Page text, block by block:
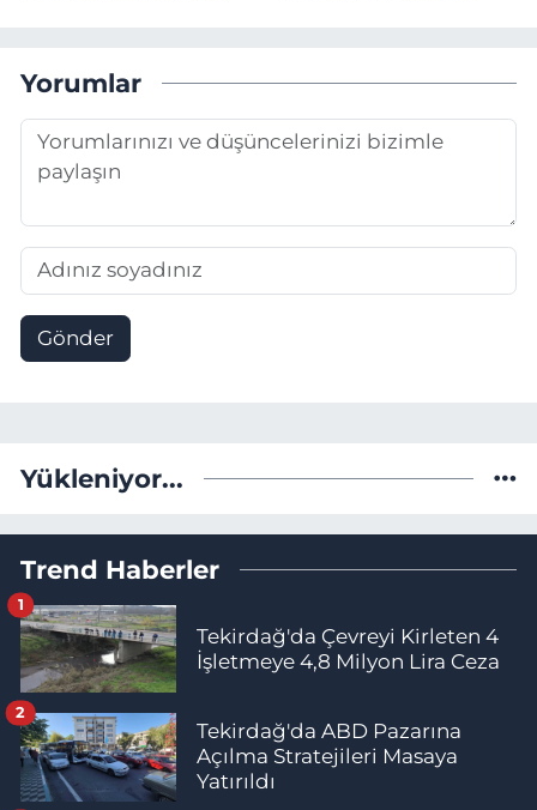
Yorumlar
Gönder
Yükleniyor...
Trend Haberler
Tekirdağ'da Çevreyi Kirleten 4
İşletmeye 4,8 Milyon Lira Ceza
1
Tekirdağ'da ABD Pazarına
Açılma Stratejileri Masaya
Yatırıldı
2